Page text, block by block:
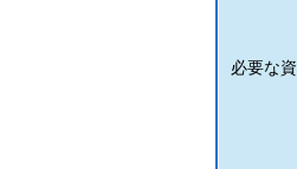
必要な